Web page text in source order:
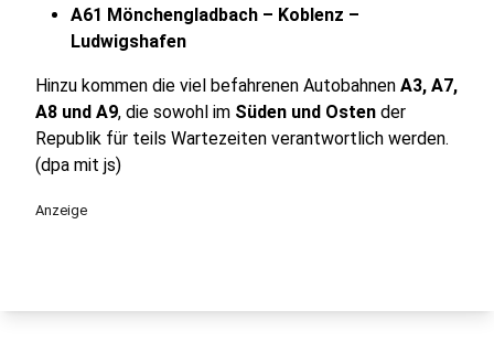
A61 Mönchengladbach – Koblenz –
Ludwigshafen
Hinzu kommen die viel befahrenen Autobahnen A3, A7,
A8 und A9, die sowohl im Süden und Osten der
Republik für teils Wartezeiten verantwortlich werden.
(dpa mit js)
Anzeige